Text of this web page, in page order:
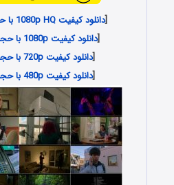
[دانلود کیفیت 1080p HQ با حجم 2.49 گیگابایت
[دانلود کیفیت 1080p با حجم 1.81 گیگابایت
[دانلود کیفیت 720p با حجم 953 مگابایت
[دانلود کیفیت 480p با حجم 666 مگابایت